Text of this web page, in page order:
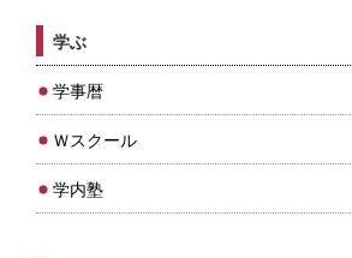
学ぶ
学事暦
Ｗスクール
学内塾